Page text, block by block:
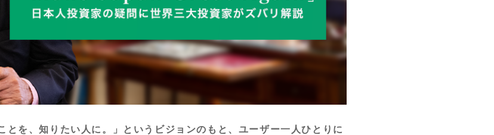
とを、知りたい人に。」というビジョンのもと、ユーザー一人ひとりに